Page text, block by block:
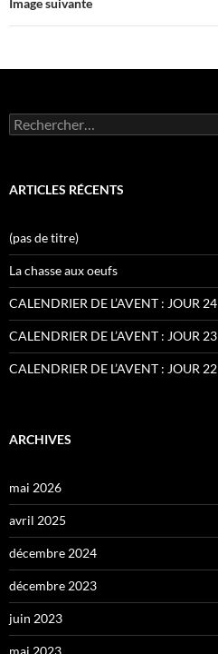
Image suivante
Rechercher :
ARTICLES RÉCENTS
(pas de titre)
La chasse aux oeufs
CALENDRIER DE L’AVENT : JOUR 24
CALENDRIER DE L’AVENT : JOUR 23
CALENDRIER DE L’AVENT : JOUR 22
ARCHIVES
mai 2026
avril 2025
décembre 2024
décembre 2023
juin 2023
mai 2023